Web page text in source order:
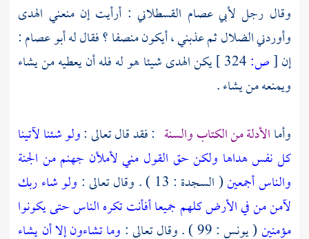
وقال رجل لأبي عصام القسطلاني : أرأيت إن منعني الهدى
وأوردني الضلال ثم عذبني ، أيكون منصفا ؟ فقال لهأبو عصام:
إن[ص:
يكن الهدى شيئا هو له فله أن يعطيه من يشاء
ويمنعه من يشاء .
وأماالأدلة من الكتاب والسنة : فقد قال تعالى :ولو شئنا لآتينا
كل نفس هداها ولكن حق القول مني لأملأن جهنم من الجنة
والناس أجمعين( السجدة : 13 ) . وقال تعالى :
ولو شاء ربك
لآمن من في الأرض كلهم جميعا أفأنت تكره الناس حتى يكونوا
مؤمنين( يونس : 99 ) . وقال تعالى :
وما تشاءون إلا أن يشاء